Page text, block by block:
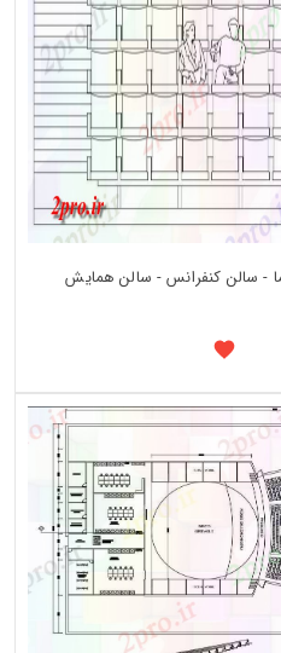
- سالن کنفرانس - سالن همایش